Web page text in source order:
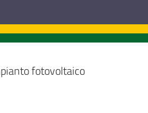
fotovoltaico